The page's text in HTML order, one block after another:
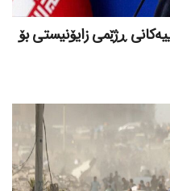
ڕژێمی زایۆنیستی بۆ